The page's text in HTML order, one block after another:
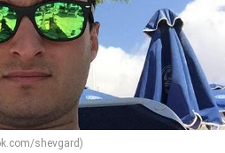
shevgard)